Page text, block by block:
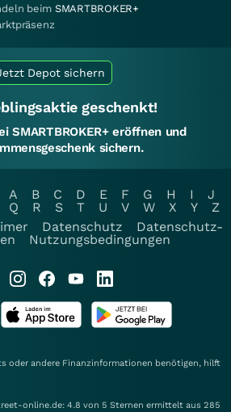
beim SMARTBROKER+
Depot sichern
geschenkt!
SMARTBROKER+ eröffnen und
sichern.
A B C D E F G H I
J
Q R S T U V W X Y
Z
Datenschutz
Datenschutz-
Nutzungsbedingungen
oder andere Finanzinformationen benötigen, hilft
online.de: 4.8 von 5 Sternen ermittelt aus 285